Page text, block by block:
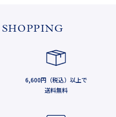
6,600円（税込）以上で
送料無料